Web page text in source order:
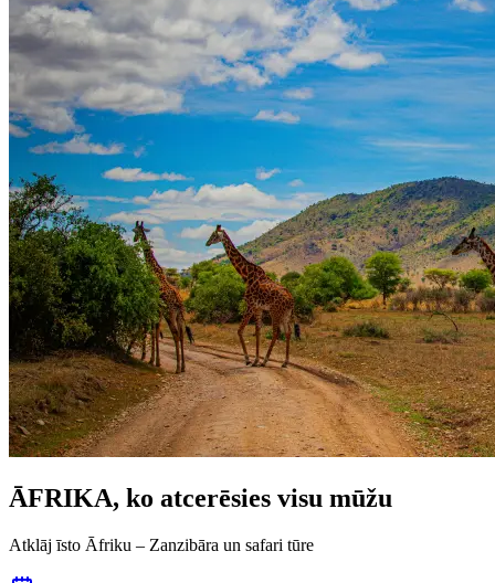
ĀFRIKA, ko atcerēsies visu mūžu
Atklāj īsto Āfriku – Zanzibāra un safari tūre